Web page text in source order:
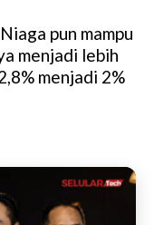
pun mampu
menjadi lebih
menjadi 2%